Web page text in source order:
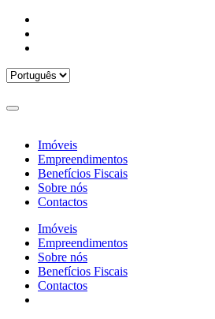
Imóveis
Empreendimentos
Benefícios Fiscais
Sobre nós
Contactos
Imóveis
Empreendimentos
Sobre nós
Benefícios Fiscais
Contactos